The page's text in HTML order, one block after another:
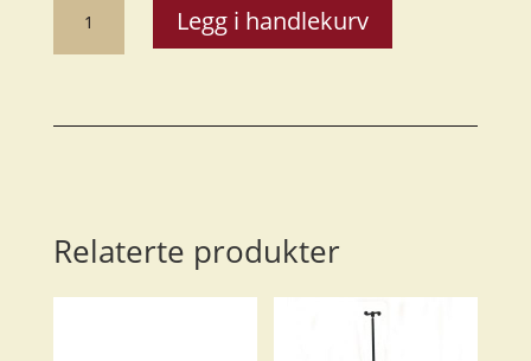
antall
Legg i handlekurv
Relaterte produkter